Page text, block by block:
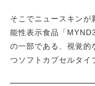
そこでニュースキンが
能性表示食品「
の一部である、視覚的
つソフトカプセルタイ